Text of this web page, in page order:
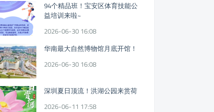
94个精品班！宝安区体育技能公
益培训来啦~
2026-06-30 16:08
华南最大自然博物馆月底开馆！
2026-06-30 16:08
深圳夏日顶流！洪湖公园来赏荷
2026-06-11 17:58